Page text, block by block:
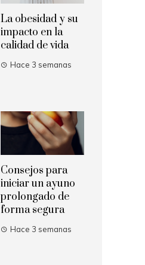
La obesidad y su
impacto en la
calidad de vida
Hace 3 semanas
Consejos para
iniciar un ayuno
prolongado de
forma segura
Hace 3 semanas